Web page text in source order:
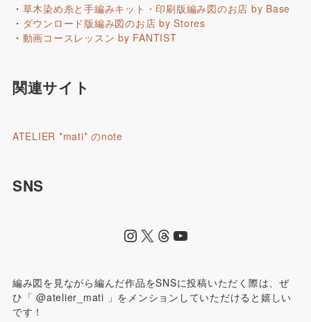
・ 草木染め糸と手編みキット・印刷版編み図のお店 by Base
・ ダウンロード版編み図のお店 by Stores
・ 動画コースレッスン by FANTIST
関連サイト
ATELIER *mati* のnote
SNS
編み図を見ながら編んだ作品をSNSに投稿いただく際は、ぜ
ひ「 @atelier_mati 」をメンションしていただけると嬉しい
です！